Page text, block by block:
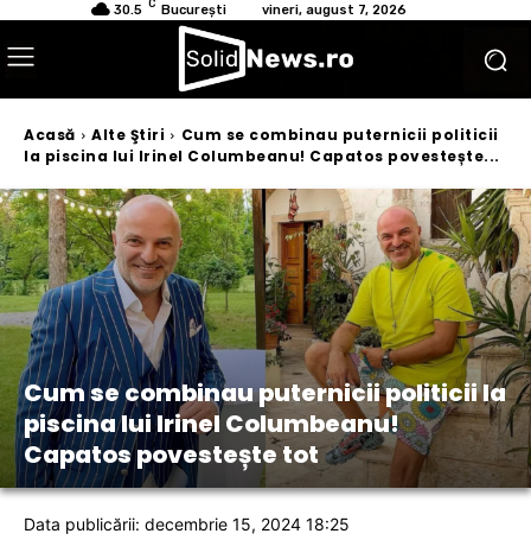
30.5 C București vineri, august 7, 2026
Acasă Alte Ştiri
Cum se combinau puternicii politicii
la piscina lui Irinel Columbeanu! Capatos povestește...
Cum se combinau puternicii politicii la
piscina lui Irinel Columbeanu!
Capatos povestește tot
Data publicării: decembrie 15, 2024 18:25